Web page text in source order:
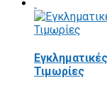
Τιμωρίες